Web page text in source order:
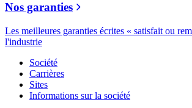
Nos garanties
Les meilleures garanties écrites « satisfait ou
l'industrie
Société
Carrières
Sites
Informations sur la société